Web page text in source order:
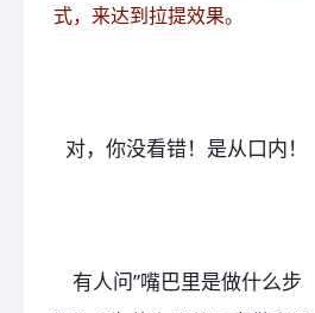
式，来达到拉提效果。
对，你没看错！是从口内！
有人问”嘴巴里是做什么步